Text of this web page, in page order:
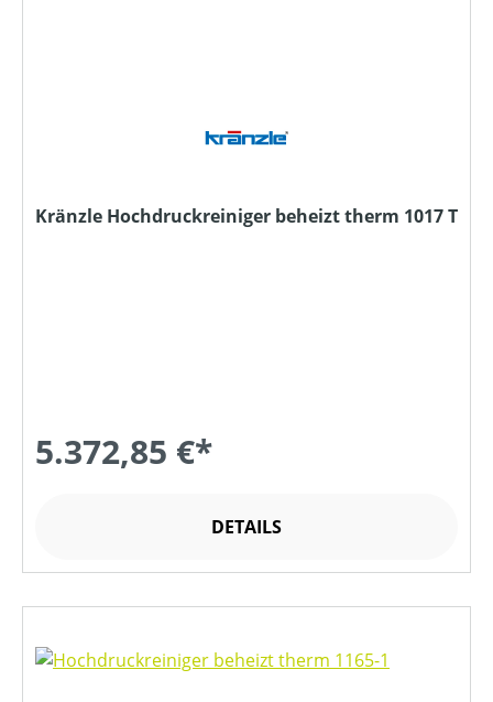
Kränzle Hochdruckreiniger beheizt therm 1017 T
5.372,85 €*
DETAILS